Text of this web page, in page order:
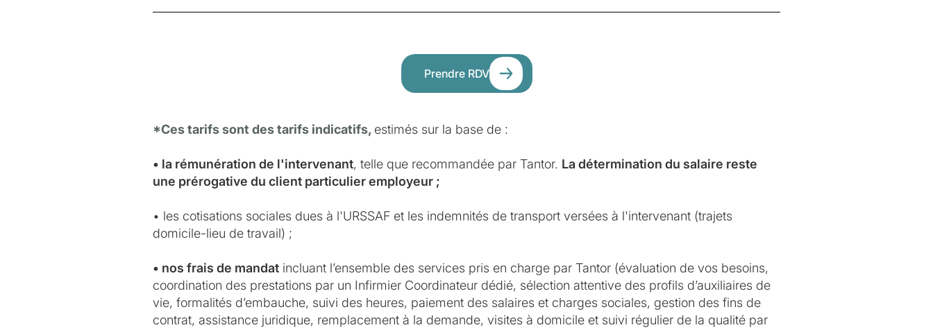
Prendre RDV
*Ces tarifs sont des tarifs indicatifs, estimés sur la base de :
• la rémunération de l'intervenant, telle que recommandée par Tantor. La détermination du salaire reste
une prérogative du client particulier employeur ;
• les cotisations sociales dues à l'URSSAF et les indemnités de transport versées à l'intervenant (trajets
domicile-lieu de travail) ;
• nos frais de mandat incluant l’ensemble des services pris en charge par Tantor (évaluation de vos besoins,
coordination des prestations par un Infirmier Coordinateur dédié, sélection attentive des profils d’auxiliaires de
vie, formalités d’embauche, suivi des heures, paiement des salaires et charges sociales, gestion des fins de
contrat, assistance juridique, remplacement à la demande, visites à domicile et suivi régulier de la qualité par